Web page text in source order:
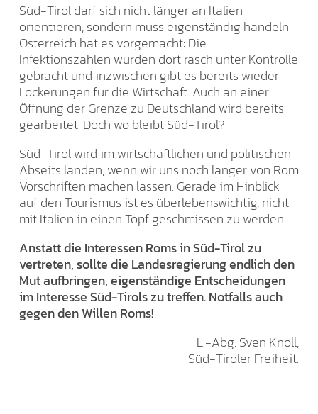
Süd-Tirol darf sich nicht länger an Italien
orientieren, sondern muss eigenständig handeln.
Österreich hat es vorgemacht: Die
Infektionszahlen wurden dort rasch unter Kontrolle
gebracht und inzwischen gibt es bereits wieder
Lockerungen für die Wirtschaft. Auch an einer
Öffnung der Grenze zu Deutschland wird bereits
gearbeitet. Doch wo bleibt Süd-Tirol?
Süd-Tirol wird im wirtschaftlichen und politischen
Abseits landen, wenn wir uns noch länger von Rom
Vorschriften machen lassen. Gerade im Hinblick
auf den Tourismus ist es überlebenswichtig, nicht
mit Italien in einen Topf geschmissen zu werden.
Anstatt die Interessen Roms in Süd-Tirol zu
vertreten, sollte die Landesregierung endlich den
Mut aufbringen, eigenständige Entscheidungen
im Interesse Süd-Tirols zu treffen. Notfalls auch
gegen den Willen Roms!
L.-Abg. Sven Knoll,
Süd-Tiroler Freiheit.